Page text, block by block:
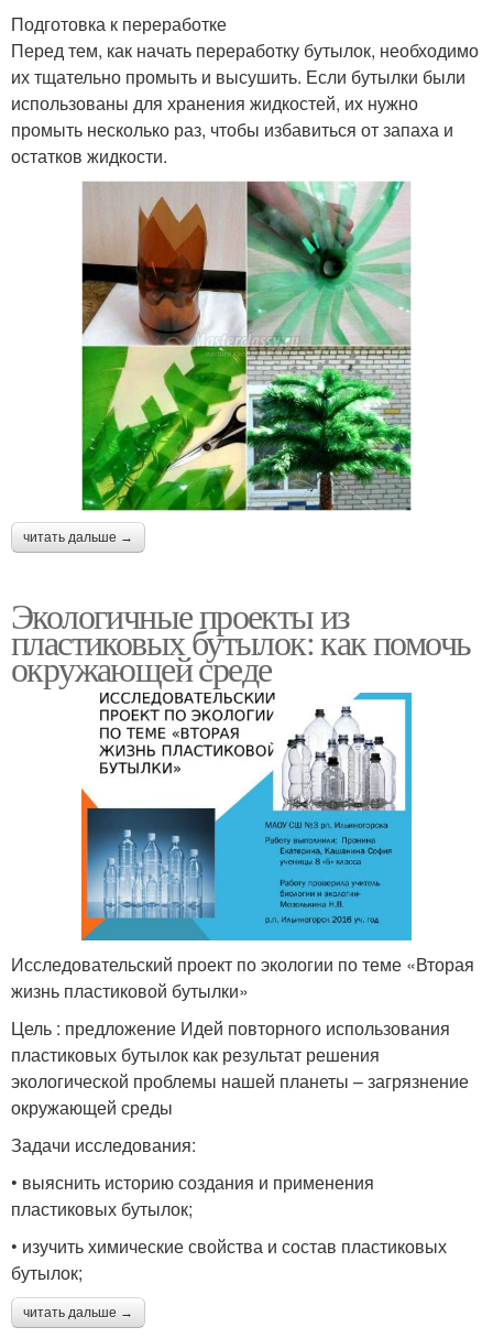
Подготовка к переработке
Перед тем, как начать переработку бутылок, необходимо
их тщательно промыть и высушить. Если бутылки были
использованы для хранения жидкостей, их нужно
промыть несколько раз, чтобы избавиться от запаха и
остатков жидкости.
читать дальше →
Экологичные проекты из
пластиковых бутылок: как помочь
окружающей среде
Исследовательский проект по экологии по теме «Вторая
жизнь пластиковой бутылки»
Цель : предложение Идей повторного использования
пластиковых бутылок как результат решения
экологической проблемы нашей планеты – загрязнение
окружающей среды
Задачи исследования:
• выяснить историю создания и применения
пластиковых бутылок;
• изучить химические свойства и состав пластиковых
бутылок;
читать дальше →